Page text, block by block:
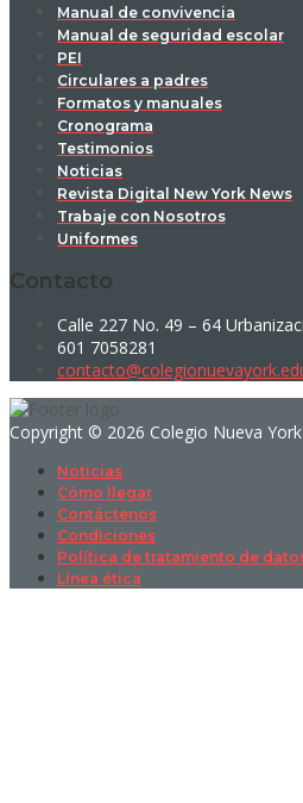
Manual de convivencia
Manual de seguridad escolar
PEI
Circulares a padres
Formatos y manuales
Cronograma
Testimonios
Noticias
Revista Digital New York News
Trabaje con Nosotros
Uniformes
Contacto
Calle 227 No. 49 – 64
601 7058281
Copyright © 2026 Colegio Nueva York
Noticias
Cómo llegar
Contáctenos
Condiciones
Política de tratamiento de
Línea ética